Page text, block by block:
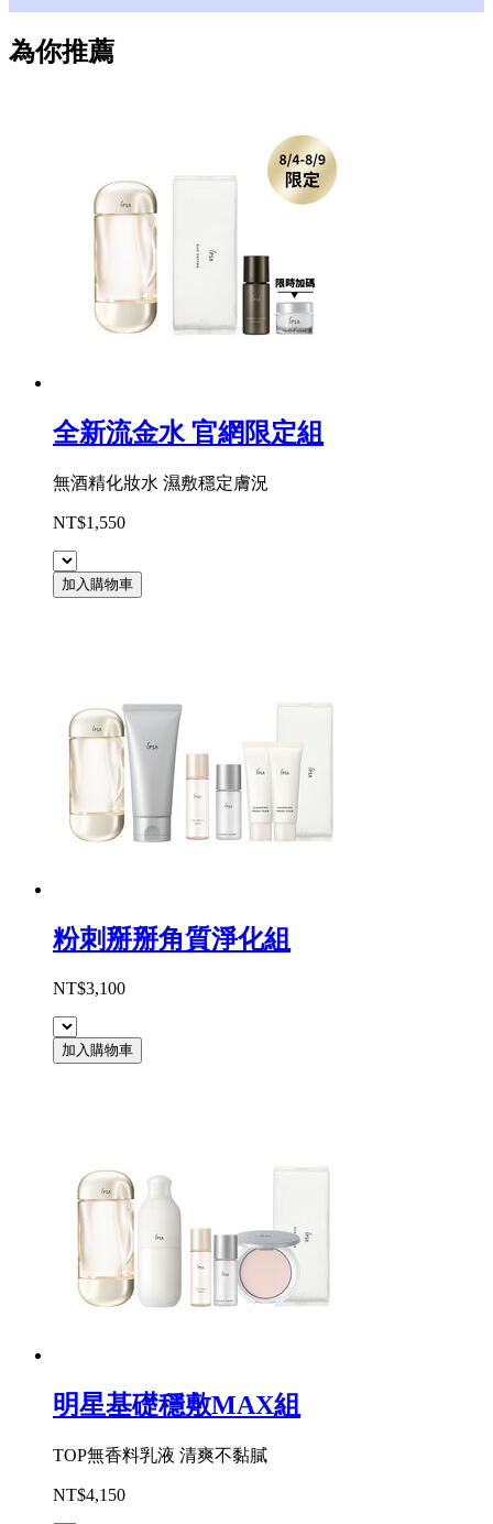
為你推薦
全新流金水 官網限定組
無酒精化妝水 濕敷穩定膚況
NT$1,550
加入購物車
粉刺掰掰角質淨化組
NT$3,100
加入購物車
明星基礎穩敷MAX組
TOP無香料乳液 清爽不黏膩
NT$4,150